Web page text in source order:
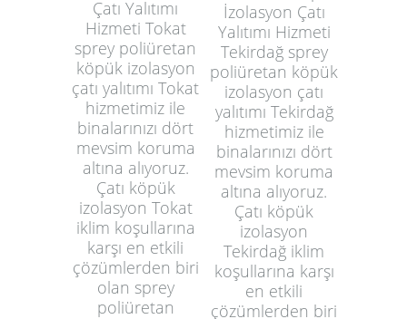
Çatı Yalıtımı
Hizmeti Tokat
sprey poliüretan
köpük izolasyon
çatı yalıtımı Tokat
hizmetimiz ile
binalarınızı dört
mevsim koruma
altına alıyoruz.
Çatı köpük
izolasyon Tokat
iklim koşullarına
karşı en etkili
çözümlerden biri
olan sprey
poliüretan
İzolasyon Çatı
Yalıtımı Hizmeti
Tekirdağ sprey
poliüretan köpük
izolasyon çatı
yalıtımı Tekirdağ
hizmetimiz ile
binalarınızı dört
mevsim koruma
altına alıyoruz.
Çatı köpük
izolasyon
Tekirdağ iklim
koşullarına karşı
en etkili
çözümlerden biri